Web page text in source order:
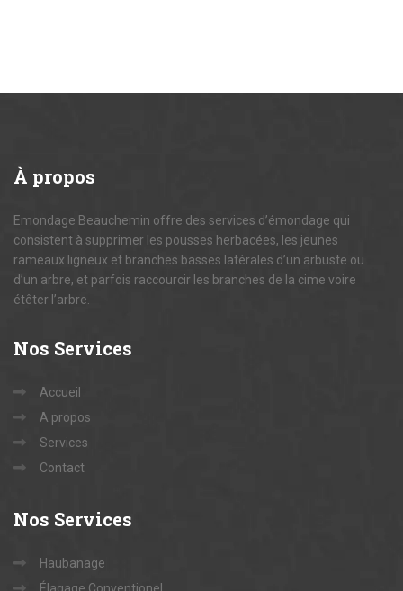
À propos
Emondage Beauchemin offre des services d’émondage qui
consistent à supprimer les pousses herbacées, les jeunes
rameaux ligneux et branches basses latérales d’un arbuste ou
d’un arbre, et parfois raccourcir les branches de la cime voire
étêter l’arbre.
Nos Services
Accueil
A propos
Services
Contact
Nos Services
Haubanage